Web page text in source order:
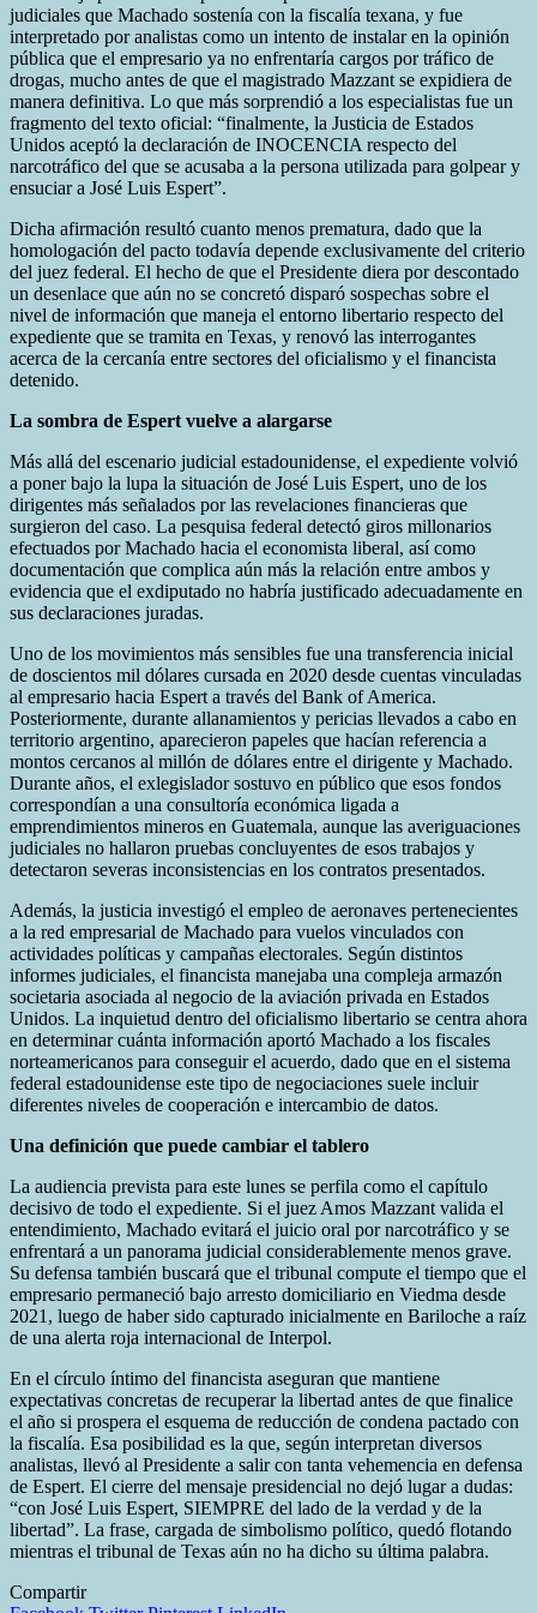
judiciales que Machado sostenía con la fiscalía texana, y fue
interpretado por analistas como un intento de instalar en la opinión
pública que el empresario ya no enfrentaría cargos por tráfico de
drogas, mucho antes de que el magistrado Mazzant se expidiera de
manera definitiva. Lo que más sorprendió a los especialistas fue un
fragmento del texto oficial: “finalmente, la Justicia de Estados
Unidos aceptó la declaración de INOCENCIA respecto del
narcotráfico del que se acusaba a la persona utilizada para golpear y
ensuciar a José Luis Espert”.
Dicha afirmación resultó cuanto menos prematura, dado que la
homologación del pacto todavía depende exclusivamente del criterio
del juez federal. El hecho de que el Presidente diera por descontado
un desenlace que aún no se concretó disparó sospechas sobre el
nivel de información que maneja el entorno libertario respecto del
expediente que se tramita en Texas, y renovó las interrogantes
acerca de la cercanía entre sectores del oficialismo y el financista
detenido.
La sombra de Espert vuelve a alargarse
Más allá del escenario judicial estadounidense, el expediente volvió
a poner bajo la lupa la situación de José Luis Espert, uno de los
dirigentes más señalados por las revelaciones financieras que
surgieron del caso. La pesquisa federal detectó giros millonarios
efectuados por Machado hacia el economista liberal, así como
documentación que complica aún más la relación entre ambos y
evidencia que el exdiputado no habría justificado adecuadamente en
sus declaraciones juradas.
Uno de los movimientos más sensibles fue una transferencia inicial
de doscientos mil dólares cursada en 2020 desde cuentas vinculadas
al empresario hacia Espert a través del Bank of America.
Posteriormente, durante allanamientos y pericias llevados a cabo en
territorio argentino, aparecieron papeles que hacían referencia a
montos cercanos al millón de dólares entre el dirigente y Machado.
Durante años, el exlegislador sostuvo en público que esos fondos
correspondían a una consultoría económica ligada a
emprendimientos mineros en Guatemala, aunque las averiguaciones
judiciales no hallaron pruebas concluyentes de esos trabajos y
detectaron severas inconsistencias en los contratos presentados.
Además, la justicia investigó el empleo de aeronaves pertenecientes
a la red empresarial de Machado para vuelos vinculados con
actividades políticas y campañas electorales. Según distintos
informes judiciales, el financista manejaba una compleja armazón
societaria asociada al negocio de la aviación privada en Estados
Unidos. La inquietud dentro del oficialismo libertario se centra ahora
en determinar cuánta información aportó Machado a los fiscales
norteamericanos para conseguir el acuerdo, dado que en el sistema
federal estadounidense este tipo de negociaciones suele incluir
diferentes niveles de cooperación e intercambio de datos.
Una definición que puede cambiar el tablero
La audiencia prevista para este lunes se perfila como el capítulo
decisivo de todo el expediente. Si el juez Amos Mazzant valida el
entendimiento, Machado evitará el juicio oral por narcotráfico y se
enfrentará a un panorama judicial considerablemente menos grave.
Su defensa también buscará que el tribunal compute el tiempo que el
empresario permaneció bajo arresto domiciliario en Viedma desde
2021, luego de haber sido capturado inicialmente en Bariloche a raíz
de una alerta roja internacional de Interpol.
En el círculo íntimo del financista aseguran que mantiene
expectativas concretas de recuperar la libertad antes de que finalice
el año si prospera el esquema de reducción de condena pactado con
la fiscalía. Esa posibilidad es la que, según interpretan diversos
analistas, llevó al Presidente a salir con tanta vehemencia en defensa
de Espert. El cierre del mensaje presidencial no dejó lugar a dudas:
“con José Luis Espert, SIEMPRE del lado de la verdad y de la
libertad”. La frase, cargada de simbolismo político, quedó flotando
mientras el tribunal de Texas aún no ha dicho su última palabra.
Compartir